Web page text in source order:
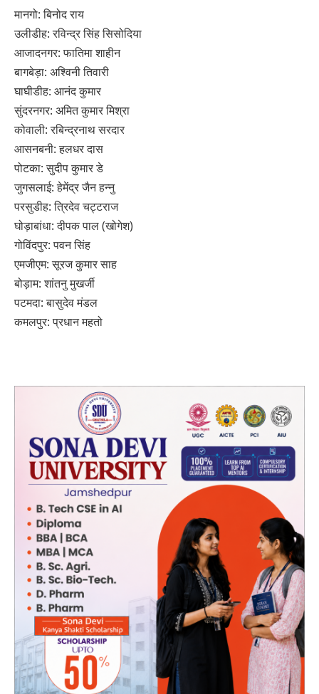
मानगो: बिनोद राय
उलीडीह: रविन्द्र सिंह सिसोदिया
आजादनगर: फातिमा शाहीन
बागबेड़ा: अश्विनी तिवारी
घाघीडीह: आनंद कुमार
सुंदरनगर: अमित कुमार मिश्रा
कोवाली: रबिन्द्रनाथ सरदार
आसनबनी: हलधर दास
पोटका: सुदीप कुमार डे
जुगसलाई: हेमेंद्र जैन हन्नु
परसुडीह: त्रिदेव चट्टराज
घोड़ाबांधा: दीपक पाल (खोगेश)
गोविंदपुर: पवन सिंह
एमजीएम: सूरज कुमार साह
बोड़ाम: शांतनु मुखर्जी
पटमदा: बासुदेव मंडल
कमलपुर: प्रधान महतो